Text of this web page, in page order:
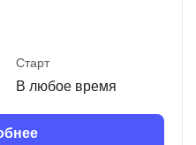
Старт
В любое время